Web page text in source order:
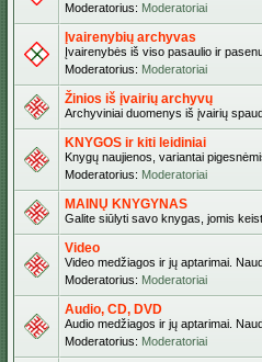
Moderatorius: Moderatoriai
Įvairenybių archyvas
Įvairenybės iš viso pasaulio ir
Moderatorius: Moderatoriai
Žinios iš įvairių archyvų
Archyviniai duomenys iš įvairių
KNYGOS ir kiti leidiniai
Knygų naujienos, variantai
Moderatorius: Moderatoriai
MAINŲ KNYGYNAS
Galite siūlyti savo knygas, jomis
Video
Video medžiagos ir jų aptarimai.
Moderatorius: Moderatoriai
Audio, CD, DVD
Audio medžiagos ir jų aptarimai.
Moderatorius: Moderatoriai